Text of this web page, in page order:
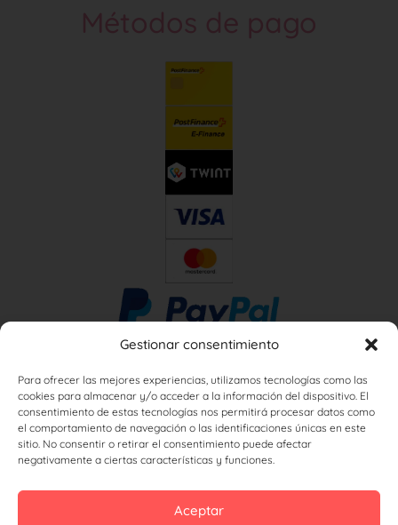
Gestionar consentimiento
Para ofrecer las mejores experiencias, utilizamos tecnologías como las
cookies para almacenar y/o acceder a la información del dispositivo. El
consentimiento de estas tecnologías nos permitirá procesar datos como
el comportamiento de navegación o las identificaciones únicas en este
sitio. No consentir o retirar el consentimiento puede afectar
negativamente a ciertas características y funciones.
Aceptar
Métodos de pago